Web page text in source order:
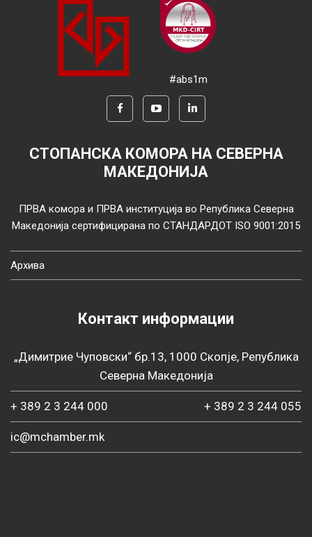
#abs1m
СТОПАНСКА КОМОРА НА СЕВЕРНА
МАКЕДОНИЈА
ПРВА комора и ПРВА институција во Република Северна
Македонија сертифицирана по СТАНДАРДОТ ISO 9001:2015
Архива
Контакт информации
„Димитрие Чуповски“ бр.13, 1000 Скопје, Република
Северна Македонија
+ 389 2 3 244 000 + 389 2 3 244 055
ic@mchamber.mk